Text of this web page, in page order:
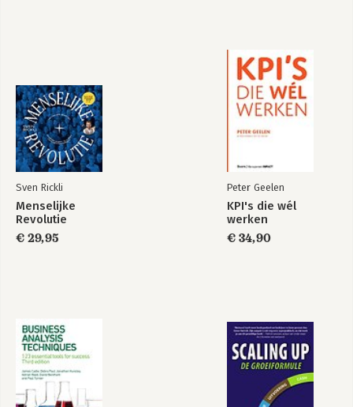
Sven Rickli
Menselijke
Revolutie
€ 29,95
Peter Geelen
KPI's die wél
werken
€ 34,90